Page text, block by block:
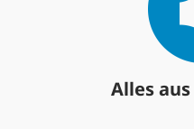
Alles